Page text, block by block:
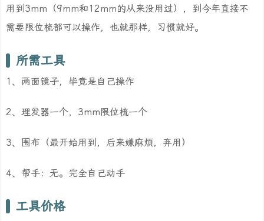
用到3mm（9mm和12mm的从来没用过），到今年直接不
需要限位梳都可以操作，也就那样，习惯就好。
所需工具
1、两面镜子，毕竟是自己操作
2、理发器一个，3mm限位梳一个
3、围布（最开始用到，后来嫌麻烦，弃用）
4、帮手：无。完全自己动手
工具价格